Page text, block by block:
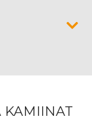
KAMIINAT